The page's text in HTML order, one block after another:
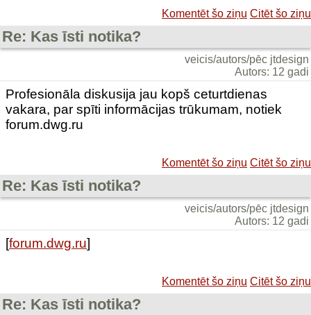
Komentēt šo ziņu Citēt šo ziņu
Re: Kas īsti notika?
veicis/autors/pēc jtdesign
Autors: 12 gadi
Profesionāla diskusija jau kopš ceturtdienas
vakara, par spīti informācijas trūkumam, notiek
forum.dwg.ru
Komentēt šo ziņu Citēt šo ziņu
Re: Kas īsti notika?
veicis/autors/pēc jtdesign
Autors: 12 gadi
[forum.dwg.ru]
Komentēt šo ziņu Citēt šo ziņu
Re: Kas īsti notika?